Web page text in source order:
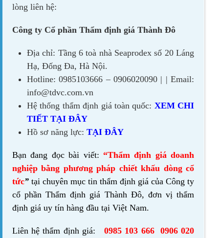
lòng liên hệ:
Công ty Cổ phần Thẩm định giá Thành Đô
Địa chỉ: Tầng 6 toà nhà Seaprodex số 20 Láng
Hạ, Đống Đa, Hà Nội.
Hotline: 0985103666 – 0906020090 | | Email:
info@tdvc.com.vn
Hệ thống thẩm định giá toàn quốc: XEM CHI
TIẾT TẠI ĐÂY
Hồ sơ năng lực: TẠI ĐÂY
Bạn đang đọc bài viết: “Thẩm định giá doanh
nghiệp bằng phương pháp chiết khấu dòng cổ
tức” tại chuyên mục tin thẩm định giá của Công ty
cổ phần Thẩm định giá Thành Đô, đơn vị thẩm
định giá uy tín hàng đầu tại Việt Nam.
Liên hệ thẩm định giá: 0985 103 666 0906 020